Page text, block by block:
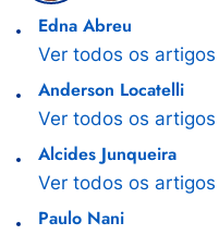
Edna Abreu
Ver todos os artigos
Anderson Locatelli
Ver todos os artigos
Alcides Junqueira
Ver todos os artigos
Paulo Nani